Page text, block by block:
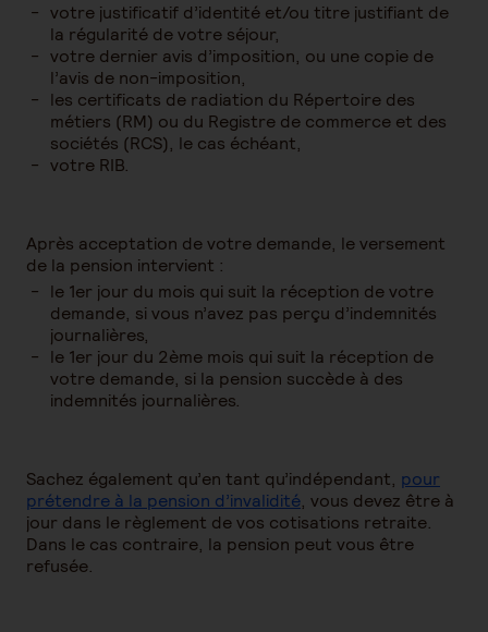
votre justificatif d’identité et/ou titre justifiant de
la régularité de votre séjour,
votre dernier avis d’imposition, ou une copie de
l’avis de non-imposition,
les certificats de radiation du Répertoire des
métiers (RM) ou du Registre de commerce et des
sociétés (RCS), le cas échéant,
votre RIB.
Après acceptation de votre demande, le versement
de la pension intervient :
le 1er jour du mois qui suit la réception de votre
demande, si vous n’avez pas perçu d’indemnités
journalières,
le 1er jour du 2ème mois qui suit la réception de
votre demande, si la pension succède à des
indemnités journalières.
Sachez également qu’en tant qu’indépendant, pour
prétendre à la pension d’invalidité, vous devez être à
jour dans le règlement de vos cotisations retraite.
Dans le cas contraire, la pension peut vous être
refusée.